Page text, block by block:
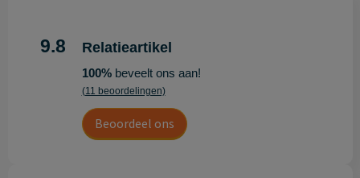
9.8 Relatieartikel
100%beveelt ons aan!
(11 beoordelingen)
Beoordeel ons